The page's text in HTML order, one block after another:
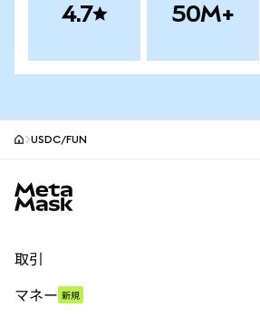
4.7 50M+
USDC/FUN
取引
マネー 新規